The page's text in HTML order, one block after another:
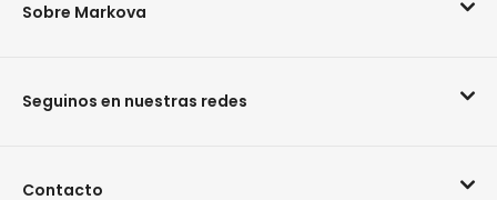
Sobre Markova
Seguinos en nuestras redes
Contacto